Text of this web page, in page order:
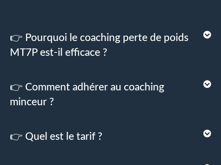
👉 Pourquoi le coaching perte de poids
MT7P est-il efficace ?
👉 Comment adhérer au coaching
minceur ?
👉 Quel est le tarif ?